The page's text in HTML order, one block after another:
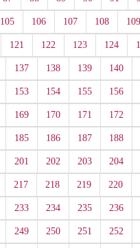
105 106 107 108 109
121 122 123 124
137 138 139 140
153 154 155 156
169 170 171 172
185 186 187 188
201 202 203 204
217 218 219 220
233 234 235 236
249 250 251 252